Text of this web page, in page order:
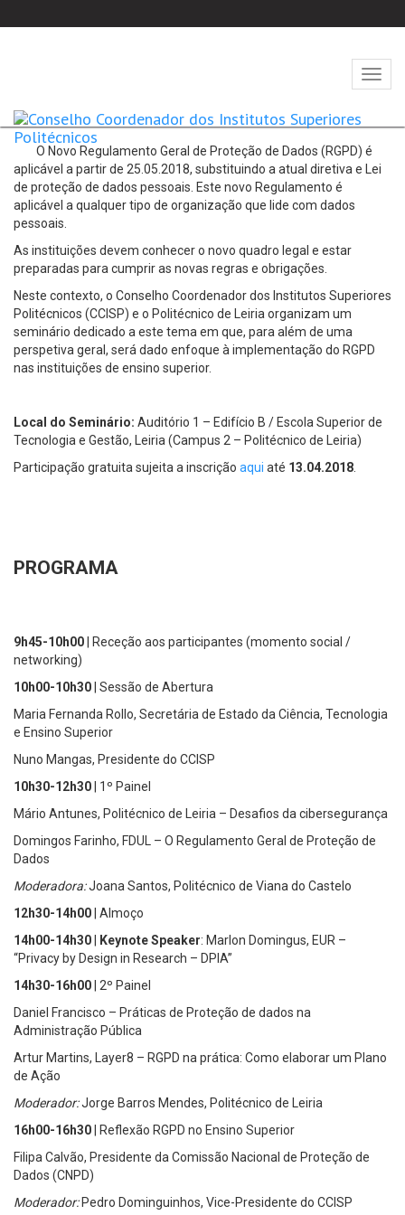
Abrir
O Novo Regulamento Geral de Proteção de Dados (RGPD) é
aplicável a partir de 25.05.2018, substituindo a atual diretiva e Lei
de proteção de dados pessoais. Este novo Regulamento é
aplicável a qualquer tipo de organização que lide com dados
pessoais.
As instituições devem conhecer o novo quadro legal e estar
preparadas para cumprir as novas regras e obrigações.
Neste contexto, o Conselho Coordenador dos Institutos Superiores
Politécnicos (CCISP) e o Politécnico de Leiria organizam um
seminário dedicado a este tema em que, para além de uma
perspetiva geral, será dado enfoque à implementação do RGPD
nas instituições de ensino superior.
Local do Seminário: Auditório 1 – Edifício B / Escola Superior de
Tecnologia e Gestão, Leiria (Campus 2 – Politécnico de Leiria)
Participação gratuita sujeita a inscrição aqui até 13.04.2018
PROGRAMA
9h45-10h00 | Receção aos participantes (momento social /
networking)
10h00-10h30 | Sessão de Abertura
Maria Fernanda Rollo, Secretária de Estado da Ciência, Tecnologia
e Ensino Superior
Nuno Mangas, Presidente do CCISP
10h30-12h30 | 1º Painel
Mário Antunes, Politécnico de Leiria – Desafios da cibersegurança
Domingos Farinho, FDUL – O Regulamento Geral de Proteção de
Dados
Moderadora:Joana Santos, Politécnico de Viana do Castelo
12h30-14h00 | Almoço
14h00-14h30
Keynote Speaker: Marlon Domingus, EUR –
“Privacy by Design in Research – DPIA”
14h30-16h00 | 2º Painel
Daniel Francisco – Práticas de Proteção de dados na
Administração Pública
Artur Martins, Layer8 – RGPD na prática: Como elaborar um Plano
de Ação
Moderador:Jorge Barros Mendes, Politécnico de Leiria
16h00-16h30 | Reflexão RGPD no Ensino Superior
Filipa Calvão, Presidente da Comissão Nacional de Proteção de
Dados (CNPD)
Moderador:Pedro Dominguinhos, Vice-Presidente do CCISP